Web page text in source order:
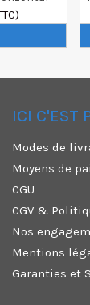
ICI C'EST
Modes de
Moyens de
CGU
CGV &
Nos
Mentions
Garanties et